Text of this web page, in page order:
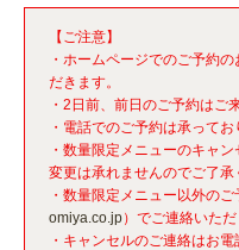
【ご注意】
・ホームページでのご予約
だきます。
・2日前、前日のご予約はご
・電話でのご予約は承って
・数量限定メニューのキャ
変更は承れませんのでご了承
・数量限定メニュー以外の
omiya.co.jp）でご連絡いた
・キャンセルのご連絡はお